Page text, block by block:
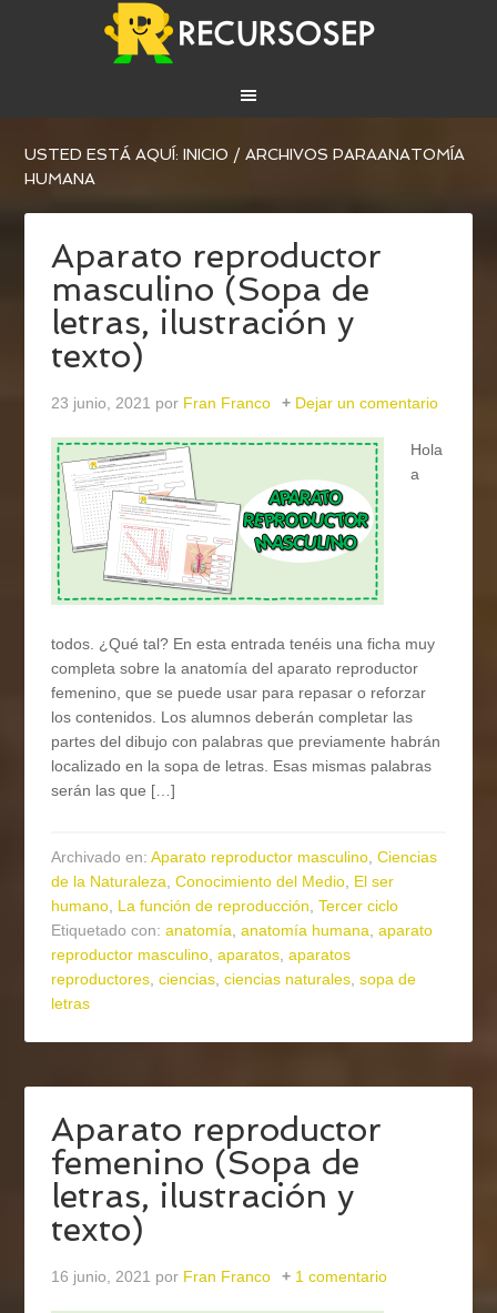
USTED ESTÁ AQUÍ:INICIO / ARCHIVOS PARAANATOMÍA
HUMANA
Aparato reproductor
masculino (Sopa de
letras, ilustración y
texto)
23 junio, 2021 por Fran Franco Dejar un comentario
Hola
a
todos. ¿Qué tal? En esta entrada tenéis una ficha muy
completa sobre la anatomía del aparato reproductor
femenino, que se puede usar para repasar o reforzar
los contenidos. Los alumnos deberán completar las
partes del dibujo con palabras que previamente habrán
localizado en la sopa de letras. Esas mismas palabras
serán las que […]
Archivado en:Aparato reproductor masculino,Ciencias
de la Naturaleza,Conocimiento del Medio, El ser
humano, La función de reproducción,Tercer ciclo
Etiquetado con:anatomía,anatomía humana,aparato
reproductor masculino,aparatos,aparatos
reproductores,ciencias,ciencias naturales,sopa de
letras
Aparato reproductor
femenino (Sopa de
letras, ilustración y
texto)
16 junio, 2021 por Fran Franco 1 comentario